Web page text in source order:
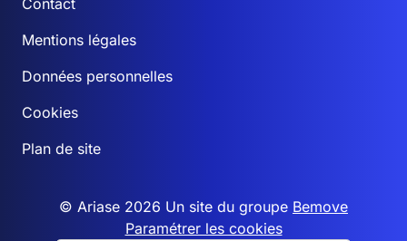
Contact
Mentions légales
Données personnelles
Cookies
Plan de site
© Ariase 2026 Un site du groupe Bemove
Paramétrer les cookies